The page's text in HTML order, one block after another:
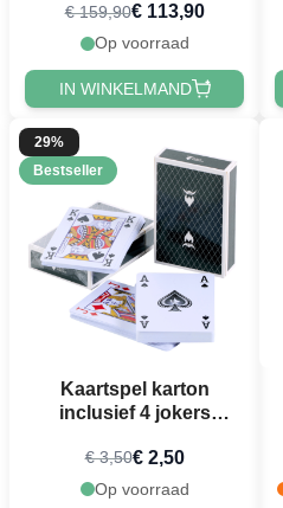
€ 159,90€ 113,90
Op voorraad
IN WINKELMAND
29%
Bestseller
Kaartspel karton
inclusief 4 jokers
speelkaarten
€ 3,50€ 2,50
Op voorraad